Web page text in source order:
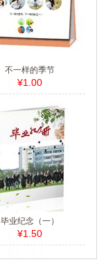
不一样的季节
¥1.00
毕业纪念（一）
¥1.50